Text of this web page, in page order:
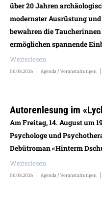
über 20 Jahren
modernster Ausrüstung
bewahren die
ermöglichen spannende
Weiterlesen
06.08.2026 Agenda / Veranstaltungen
Autorenlesung im
Am Freitag, 14. August um
Psychologe und
Debütroman «Hinterm
Weiterlesen
06.08.2026 Agenda / Veranstaltungen